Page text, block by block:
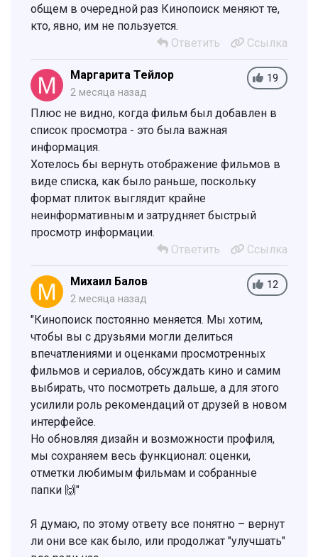
общем в очередной раз Кинопоиск меняют те,
кто, явно, им не пользуется.
Ответить
Ссылка
19
Маргарита Тейлор
2 месяца назад
Плюс не видно, когда фильм был добавлен в
список просмотра - это была важная
информация.
Хотелось бы вернуть отображение фильмов в
виде списка, как было раньше, поскольку
формат плиток выглядит крайне
неинформативным и затрудняет быстрый
просмотр информации.
Ответить
Ссылка
12
Михаил Балов
2 месяца назад
"Кинопоиск постоянно меняется. Мы хотим,
чтобы вы с друзьями могли делиться
впечатлениями и оценками просмотренных
фильмов и сериалов, обсуждать кино и самим
выбирать, что посмотреть дальше, а для этого
усилили роль рекомендаций от друзей в новом
интерфейсе.
Но обновляя дизайн и возможности профиля,
мы сохраняем весь функционал: оценки,
отметки любимым фильмам и собранные
папки 🙌"
Я думаю, по этому ответу все понятно – вернут
ли они все как было, или продолжат "улучшать"